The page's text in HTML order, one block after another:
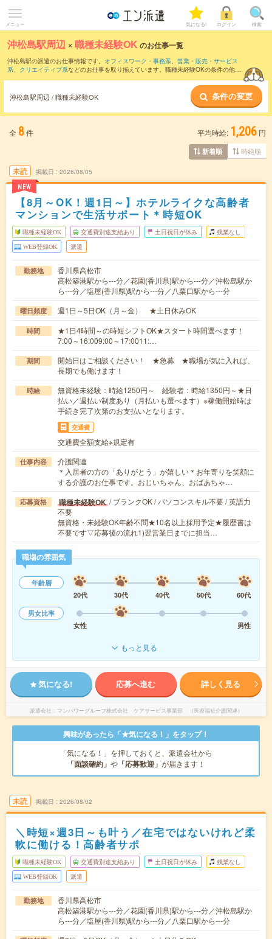
メニュー 気になる! ログイン 検索
沖松島駅周辺 ×職種未経験OK のお仕事一覧
沖松島駅の派遣のお仕事情報です。 オフィスワーク・事務系、 営業・販売・サービス
系、 クリエイティブ系などのお仕事を取り揃えています。職種未経験OKの条件の他
沖松島駅周辺 / 職種未経験OK 条件の変更
全 8件 平均時給: 1,206 円
新着順 時給順
未読
NEW
掲載日 2026/08/05
【8月～OK！週1日～】ホテルライクな高齢者
マンションで生活サポート＊時短OK
職種未経験OK 交通費別途支給あり 土日祝日が休み 残業なし
WEB登録OK 派遣
勤務地
香川県高松市
高松築港駅から---分／花園(香川県)駅から---分／沖松島駅か
ら---分／塩屋(香川県)駅から---分／八栗口駅から---分
曜日頻度 週1日～5日OK（月～金） ★土日休みOK
時間
★1日4時間～の時短シフトOK★スタート時間選べます！
7:00～16:009:00～17:0011:…
期間
開始日はご相談ください！ ★急募 ★職場が気に入れば、
長期でも働けます！
時給
無資格未経験：時給1250円～ 経験者：時給1350円～★日
払い／週払い制度あり（月払いも選べます）※稼働開始時は
手続き完了次第のお支払いとなります。
交通費
交通費全額支給※規定有
仕事内容
介護関連
＊入居者の方の「ありがとう」が嬉しい＊お年寄りを笑顔に
する介護のお仕事です。おじいちゃん、おばあちゃ…
応募資格 職種未経験OK / ブランクOK / パソコンスキル不要 / 英語力
不要
無資格・未経験OK年齢不問★10名以上採用予定★履歴書は
不要です▽応募後の流れ1)翌営業日までに担当…
職場の雰囲気
年齢層
20代
30代 40代 50代
60代
男女比率
女性
男性
もっと見る
気になる! 応募へ進む 詳しく見る
派遣会社 マンパワーグループ株式会社 ケアサービス事業部 （医療福祉介護関連）
興味があったら「★気になる！」をタップ！
「気になる！」を押しておくと、派遣会社から
「面談確約」 や 「応募歓迎」 が届きます！
未読 掲載日 2026/08/02
＼時短×週3日～も叶う／在宅ではないけれど柔
軟に働ける！高齢者サポ
職種未経験OK 交通費別途支給あり 土日祝日が休み 残業なし
WEB登録OK 派遣
勤務地
香川県高松市
高松築港駅から---分／花園(香川県)駅から---分／沖松島駅か
ら---分／塩屋(香川県)駅から---分／八栗口駅から---分